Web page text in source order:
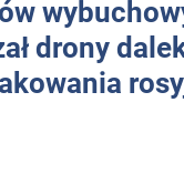
drony